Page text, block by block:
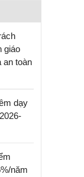
giáo
an toàn
dạy
năm